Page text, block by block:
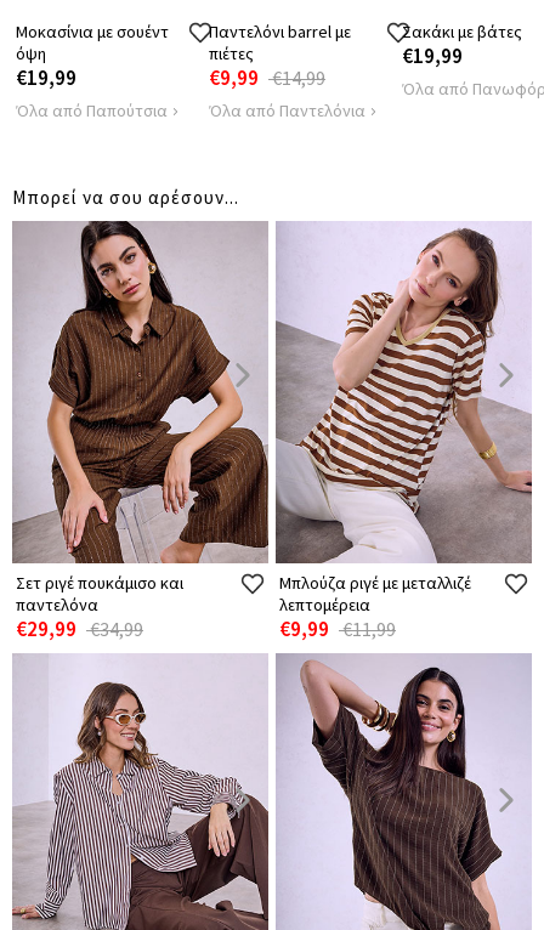
Μοκασίνια με σουέντ
όψη
€19,99
Όλα από Παπούτσια
Παντελόνι barrel με
πιέτες
€9,99 €14,99
Όλα από Παντελόνια
Σακάκι με βάτες
€19,99
Όλα από
Μπορεί να σου αρέσουν...
Σετ ριγέ πουκάμισο και
παντελόνα
€29,99 €34,99
Μπλούζα ριγέ με μεταλλιζέ
λεπτομέρεια
€9,99 €11,99